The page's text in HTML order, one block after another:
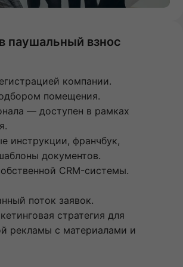
паушальный взнос
компании.
помещения.
— доступен в рамках
инструкции, франчбук,
документов.
CRM-системы.
поток заявок.
стратегия для
рекламы с материалами и